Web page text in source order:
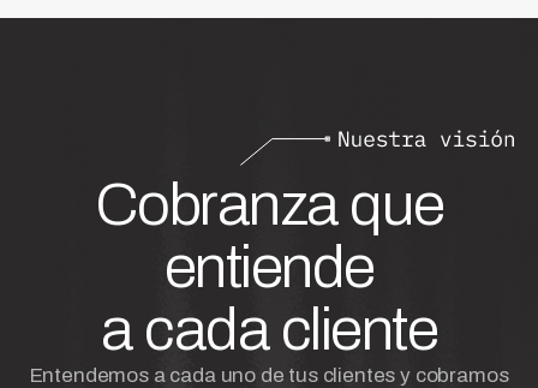
Cobranza que
entiende
a cada cliente
Entendemos a cada uno de tus clientes y cobramos